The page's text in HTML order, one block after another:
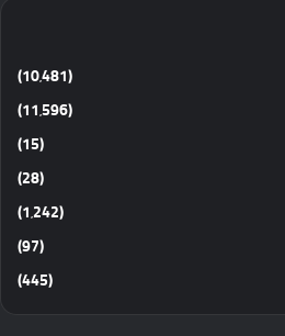
(10٬481)
(11٬596)
(15)
(28)
(1٬242)
(97)
(445)